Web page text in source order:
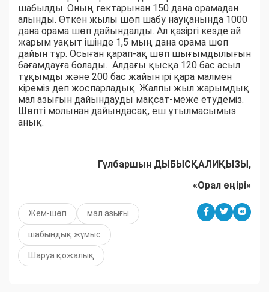
шабылды. Оның гектарынан 150 дана орамадан
алынды. Өткен жылы шөп шабу науқанында 1000
дана орама шөп дайындалды. Ал қазіргі кезде ай
жарым уақыт ішінде 1,5 мың дана орама шөп
дайын тұр. Осыған қарап-ақ шөп шығымдылығын
бағамдауға болады. Алдағы қысқа 120 бас асыл
тұқымды және 200 бас жайын ірі қара малмен
кіреміз деп жоспарладық. Жалпы жыл жарымдық
мал азығын дайындауды мақсат-меже етудеміз.
Шөпті молынан дайындасақ, еш ұтылмасымыз
анық.
Гүлбаршын ДЫБЫСҚАЛИҚЫЗЫ,
«Орал өңірі»
Жем-шөп мал азығы
шабындық жұмыс
Шаруа қожалық